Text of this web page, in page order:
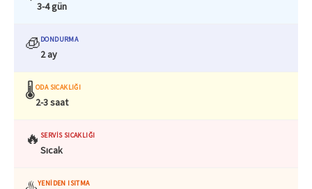
3-4 gün
🧊DONDURMA
2 ay
🌡️ODA SICAKLIĞI
2-3 saat
🔥 SERVIS SICAKLIĞI
Sıcak
YENIDEN ISITMA